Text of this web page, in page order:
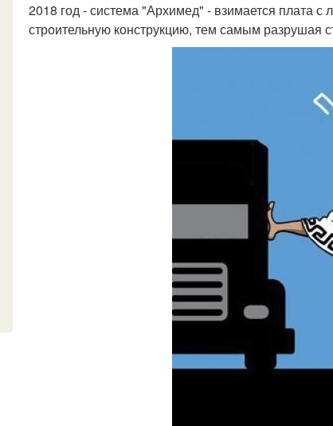
2018 год - система "Архимед" - взимается плата
строительную конструкцию, тем самым разрушая